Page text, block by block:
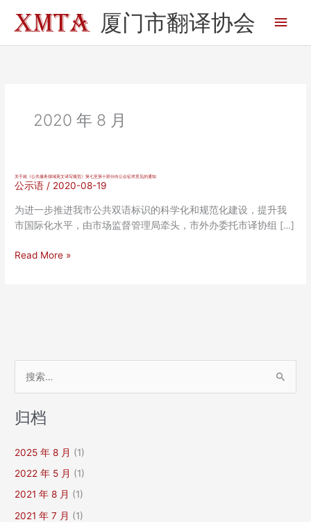
厦门市翻译协会
主
菜
2020 年 8 月
关于就《公共服务领域英文译写规范》第七至第十部分向公众征求意见的通知
公示语 / 2020-08-19
为进一步推进我市公共双语标识的科学化和规范化建设，提升我
市国际化水平，由市场监督管理局牵头，市外办委托市译协组 […]
关
领
英
译
规
范》
七
至
Read More »
归档
2025 年 8 月 (1)
2022 年 5 月 (1)
2021 年 8 月 (1)
2021 年 7 月 (1)